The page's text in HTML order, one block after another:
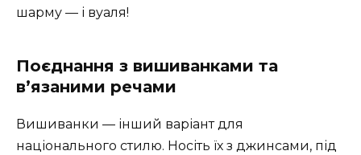
шарму — і вуаля!
Поєднання з вишиванками та
в’язаними речами
Вишиванки — інший варіант для
національного стилю. Носіть їх з джинсами, під